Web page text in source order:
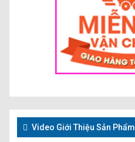
Video Giới Thiệu Sản Phẩm